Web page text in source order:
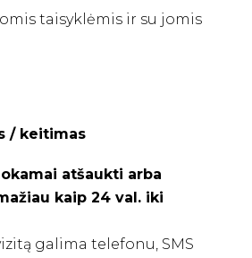
taisyklėmis ir su jomis
/ keitimas
atšaukti arba
kaip 24 val. iki
galima telefonu, SMS